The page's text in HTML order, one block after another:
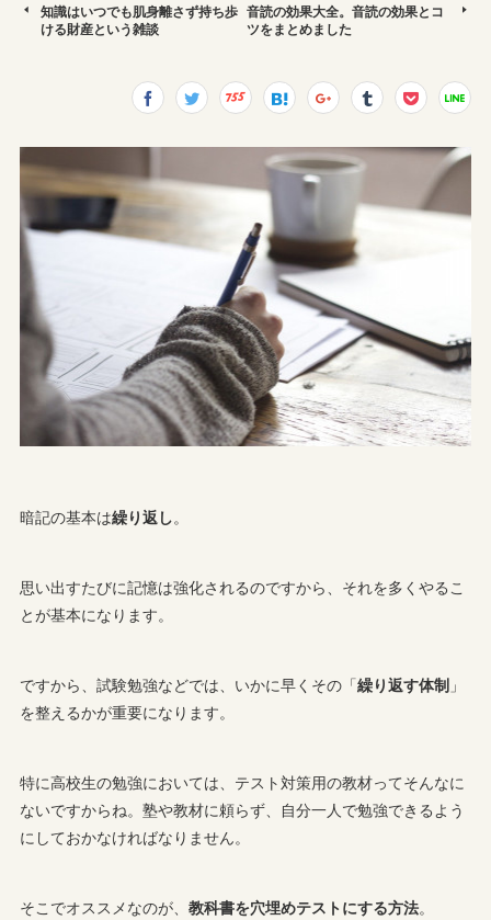
知識はいつでも肌身離さず持ち歩
ける財産という雑談
音読の効果大全。音読の効果とコ
ツをまとめました
暗記の基本は繰り返し。
思い出すたびに記憶は強化されるのですから、それを多くやるこ
とが基本になります。
ですから、試験勉強などでは、いかに早くその「繰り返す体制 」
を整えるかが重要になります。
特に高校生の勉強においては、テスト対策用の教材ってそんなに
ないですからね。塾や教材に頼らず、自分一人で勉強できるよう
にしておかなければなりません。
そこでオススメなのが、教科書を穴埋めテストにする方法。